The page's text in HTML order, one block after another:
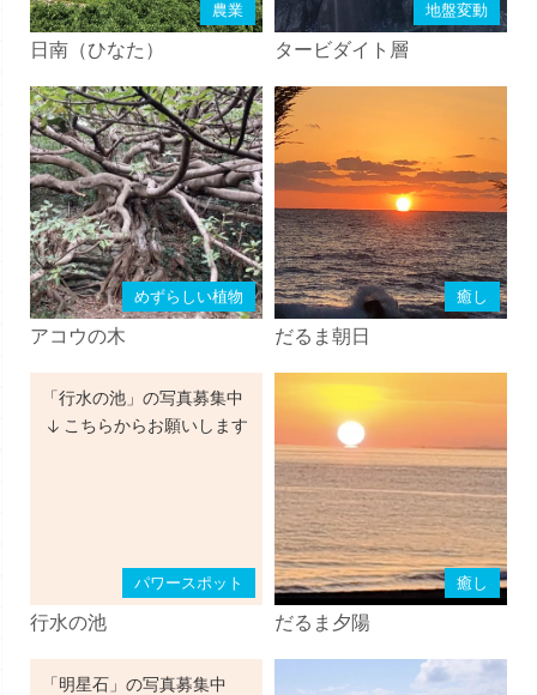
農業
日南（ひなた）
地盤変動
タービダイト層
めずらしい植物
アコウの木
癒し
だるま朝日
「行水の池」の写真募集中
こちらからお願いします
パワースポット
行水の池
癒し
だるま夕陽
「明星石」の写真募集中